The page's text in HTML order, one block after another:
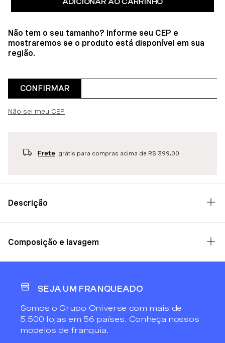
Não tem o seu tamanho? Informe seu CEP e
mostraremos se o produto está disponível em sua
região.
CONFIRMAR
Não sei meu CEP
Frete grátis para compras acima de R$ 399,00
Descrição
Composição e lavagem
SEJA UM FRANQUEADO
Somos o Grupo Oniverse com mais de
5.500 lojas em 56 países. Conheça nossos
modelos de franquia.